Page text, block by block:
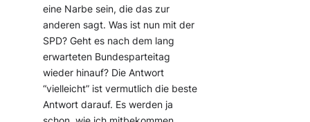
eine Narbe sein, die das zur
anderen sagt. Was ist nun mit der
SPD? Geht es nach dem lang
erwarteten Bundesparteitag
wieder hinauf? Die Antwort
“vielleicht” ist vermutlich die beste
Antwort darauf. Es werden ja